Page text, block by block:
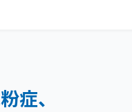
症、